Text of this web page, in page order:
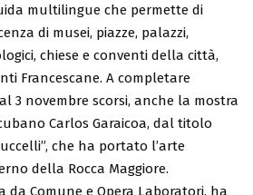
multilingue che permette di
di musei, piazze, palazzi,
chiese e conventi della città,
Francescane. A completare
3 novembre scorsi, anche la mostra
Carlos Garaicoa, dal titolo
che ha portato l’arte
della Rocca Maggiore.
da Comune e Opera Laboratori, ha